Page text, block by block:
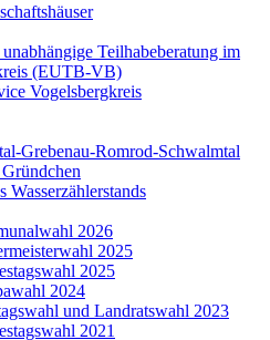
Teilhabeberatung im
(EUTB-VB)
Vogelsbergkreis
Grebenau-Romrod-Schwalmtal
Wasserzählerstands
2026
2025
2025
2024
und Landratswahl 2023
2021